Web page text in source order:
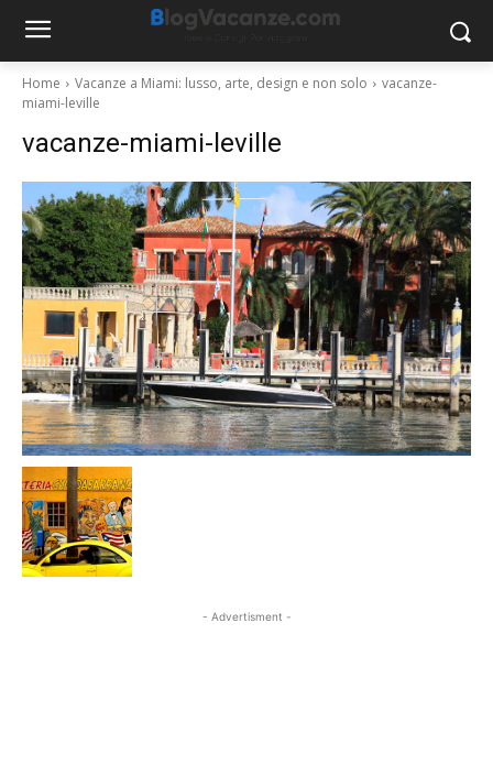
Home Vacanze a Miami: lusso, arte, design e non solo
vacanze-
miami-leville
vacanze-miami-leville
- Advertisment -